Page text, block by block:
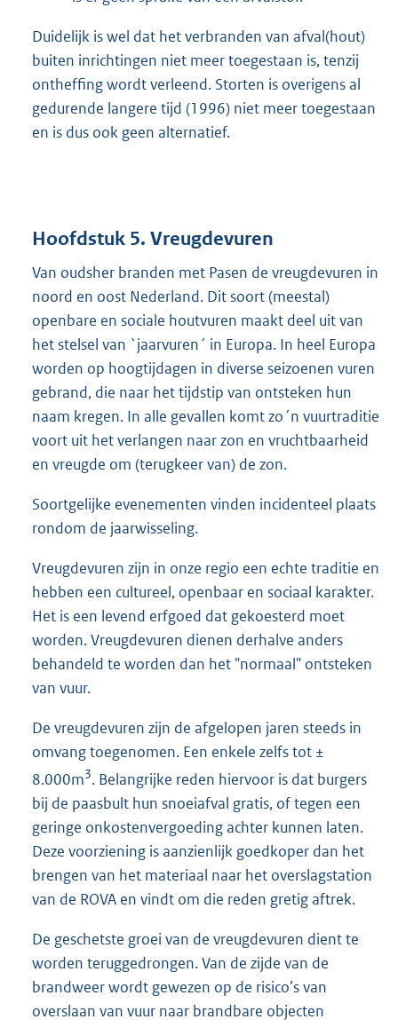
Duidelijk is wel dat het verbranden van afval(hout)
buiten inrichtingen niet meer toegestaan is, tenzij
ontheffing wordt verleend. Storten is overigens al
gedurende langere tijd (1996) niet meer toegestaan
en is dus ook geen alternatief.
Hoofdstuk 5. Vreugdevuren
Van oudsher branden met Pasen de vreugdevuren in
noord en oost Nederland. Dit soort (meestal)
openbare en sociale houtvuren maakt deel uit van
het stelsel van `jaarvuren´ in Europa. In heel Europa
worden op hoogtijdagen in diverse seizoenen vuren
gebrand, die naar het tijdstip van ontsteken hun
naam kregen. In alle gevallen komt zo´n vuurtraditie
voort uit het verlangen naar zon en vruchtbaarheid
en vreugde om (terugkeer van) de zon.
Soortgelijke evenementen vinden incidenteel plaats
rondom de jaarwisseling.
Vreugdevuren zijn in onze regio een echte traditie en
hebben een cultureel, openbaar en sociaal karakter.
Het is een levend erfgoed dat gekoesterd moet
worden. Vreugdevuren dienen derhalve anders
behandeld te worden dan het "normaal" ontsteken
van vuur.
De vreugdevuren zijn de afgelopen jaren steeds in
omvang toegenomen. Een enkele zelfs tot ±
8.000m3. Belangrijke reden hiervoor is dat burgers
bij de paasbult hun snoeiafval gratis, of tegen een
geringe onkostenvergoeding achter kunnen laten.
Deze voorziening is aanzienlijk goedkoper dan het
brengen van het materiaal naar het overslagstation
van de ROVA en vindt om die reden gretig aftrek.
De geschetste groei van de vreugdevuren dient te
worden teruggedrongen. Van de zijde van de
brandweer wordt gewezen op de risico’s van
overslaan van vuur naar brandbare objecten